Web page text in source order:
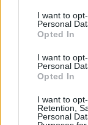
I want to
Personal
Opted In
I want to
Personal
Opted In
I want to
Retention,
Personal
ΔΡΑΣΕΙΣ
Η Λέσβος στη
Κατασκήνωση
Παγκόσμιων
UNESCO
Μυτιλήνης
Απολιθωμένο
συμβολή του